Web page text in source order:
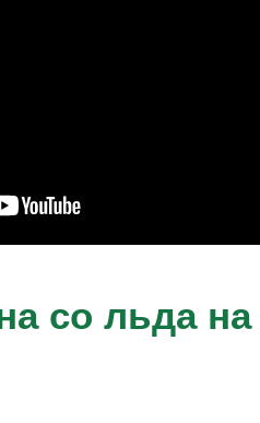
со льда на